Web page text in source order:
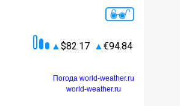
82.17 94.84
Погода world-weather.ru
world-weather.ru